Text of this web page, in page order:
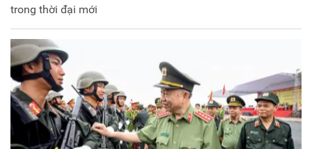
trong thời đại mới